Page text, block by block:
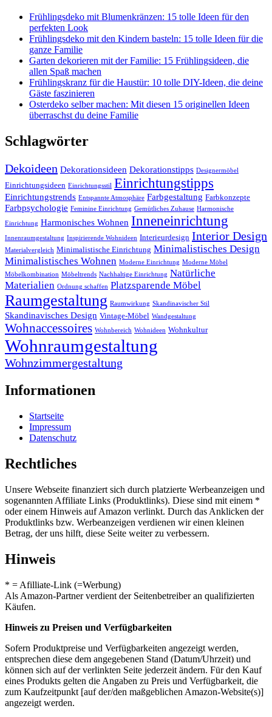
Frühlingsdeko mit Blumenkränzen: 15 tolle Ideen für den
perfekten Look
Frühlingsdeko mit den Kindern basteln: 15 tolle Ideen für die
ganze Familie
Garten dekorieren mit der Familie: 15 Frühlingsideen, die
allen Spaß machen
Frühlingskranz für die Haustür: 10 tolle DIY-Ideen, die deine
Gäste faszinieren
Osterdeko selber machen: Mit diesen 15 originellen Ideen
überraschst du deine Familie
Schlagwörter
Dekoideen Dekorationsideen Dekorationstipps Designermöbel
Einrichtungsideen Einrichtungsstil Einrichtungstipps
Einrichtungstrends Entspannte Atmosphäre Farbgestaltung Farbkonzepte
Farbpsychologie Feminine Einrichtung Gemütliches Zuhause Harmonische
Einrichtung Harmonisches Wohnen Inneneinrichtung
Innenraumgestaltung Inspirierende Wohnideen Interieurdesign Interior Design
Materialvergleich Minimalistische Einrichtung Minimalistisches Design
Minimalistisches Wohnen Moderne Einrichtung Moderne Möbel
Möbelkombination Möbeltrends Nachhaltige Einrichtung Natürliche
Materialien Ordnung schaffen Platzsparende Möbel
Raumgestaltung Raumwirkung Skandinavischer Stil
Skandinavisches Design Vintage-Möbel Wandgestaltung
Wohnaccessoires Wohnbereich Wohnideen Wohnkultur
Wohnraumgestaltung
Wohnzimmergestaltung
Informationen
Startseite
Impressum
Datenschutz
Rechtliches
Unsere Webseite finanziert sich durch platzierte Werbeanzeigen und
sogenannten Affiliate Links (Produktlinks). Diese sind mit einem *
oder einem Hinweis auf Amazon verlinkt. Durch das Anklicken der
Produktlinks bzw. Werbeanzeigen verdienen wir einen kleinen
Betrag, der uns hilft, diese Seite weiter zu verbessern.
Hinweis
* = Afilliate-Link (=Werbung)
Als Amazon-Partner verdient der Seitenbetreiber an qualifizierten
Käufen.
Hinweis zu Preisen und Verfügbarkeiten
Sofern Produktpreise und Verfügbarkeiten angezeigt werden,
entsprechen diese dem angegebenen Stand (Datum/Uhrzeit) und
können sich auf der verlinkten Seite jederzeit ändern. Für den Kauf
eines Produkts gelten die Angaben zu Preis und Verfügbarkeit, die
zum Kaufzeitpunkt [auf der/den maßgeblichen Amazon-Website(s)]
angezeigt werden.